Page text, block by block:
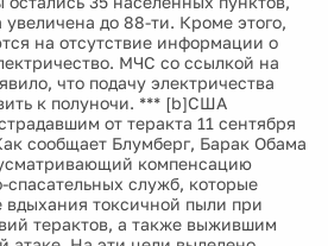
до 88-ти. Кроме этого,
на отсутствие информации о
МЧС со ссылкой на
что подачу электричества
к полуночи. *** [b]США
от теракта 11 сентября
сообщает Блумберг, Барак Обама
компенсацию
служб, которые
вдыхания токсичной пыли при
терактов, а также выжившим